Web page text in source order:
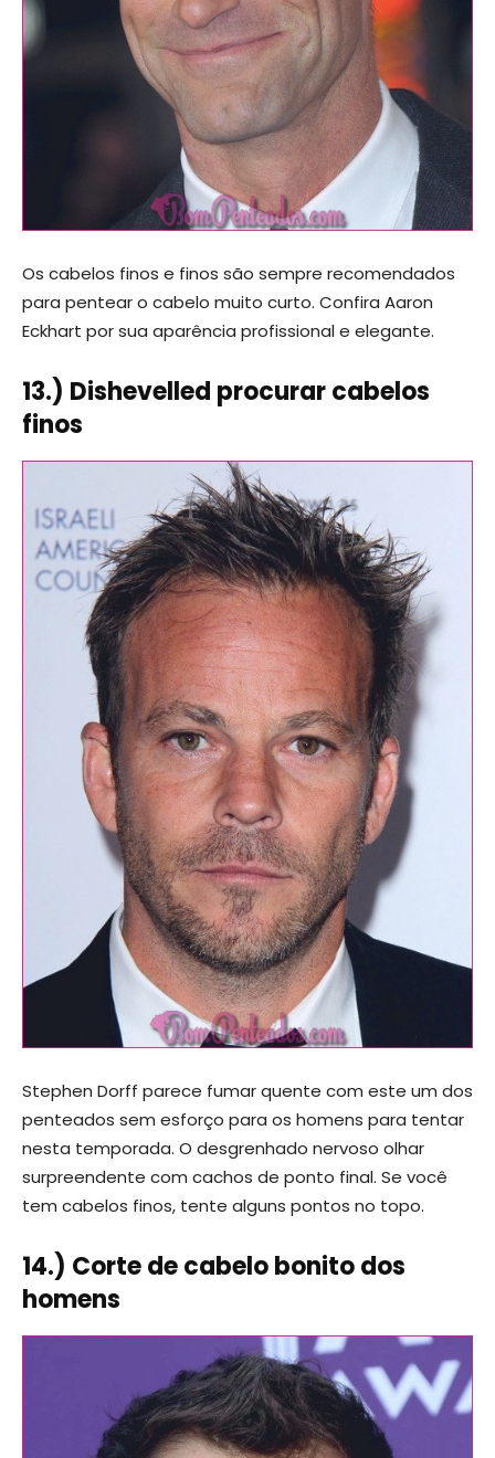
Os cabelos finos e finos são sempre recomendados
para pentear o cabelo muito curto. Confira Aaron
Eckhart por sua aparência profissional e elegante.
13.) Dishevelled procurar cabelos
finos
Stephen Dorff parece fumar quente com este um dos
penteados sem esforço para os homens para tentar
nesta temporada. O desgrenhado nervoso olhar
surpreendente com cachos de ponto final. Se você
tem cabelos finos, tente alguns pontos no topo.
14.) Corte de cabelo bonito dos
homens